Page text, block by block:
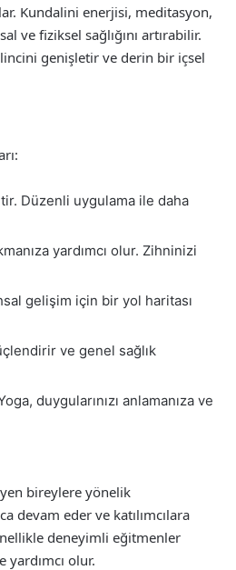
Kundalini enerjisi, meditasyon,
ve fiziksel sağlığını artırabilir.
genişletir ve derin bir içsel
Düzenli uygulama ile daha
yardımcı olur. Zihninizi
gelişim için bir yol haritası
ve genel sağlık
duygularınızı anlamanıza ve
bireylere yönelik
devam eder ve katılımcılara
deneyimli eğitmenler
olur.